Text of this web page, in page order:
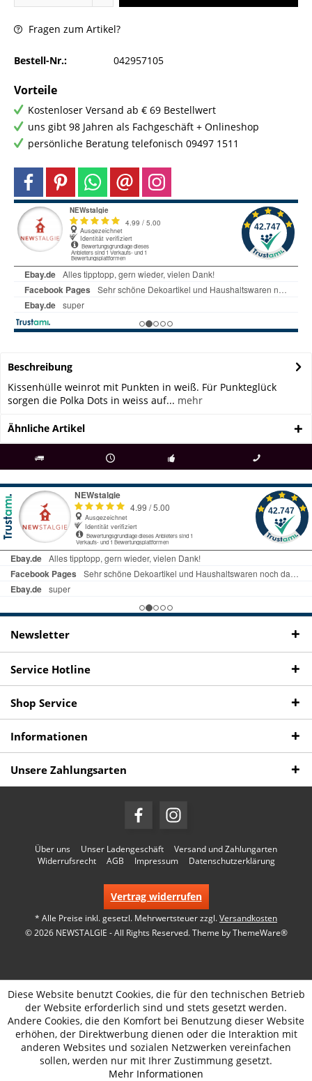
Fragen zum Artikel?
Bestell-Nr.: 042957105
Vorteile
Kostenloser Versand ab € 69 Bestellwert
uns gibt 98 Jahren als Fachgeschäft + Onlineshop
persönliche Beratung telefonisch 09497 1511
Beschreibung
Kissenhülle weinrot mit Punkten in weiß. Für Punkteglück
sorgen die Polka Dots in weiss auf... mehr
Ähnliche Artikel
ab € 69 Bestellwert seit 98 Jahren Fachgeschäft + telefonisch erreichbar
09497 1511
Newsletter
Service Hotline
Shop Service
Informationen
Unsere Zahlungsarten
Über uns Unser Ladengeschäft
Versand und Zahlungarten
Widerrufsrecht
AGB Impressum Datenschutzerklärung
Vertrag widerrufen
* Alle Preise inkl. gesetzl. Mehrwertsteuer zzgl.Versandkosten
© 2026 NEWSTALGIE - All Rights Reserved. Theme byThemeWare®
Diese Website benutzt Cookies, die für den technischen Betrieb
der Website erforderlich sind und stets gesetzt werden.
Andere Cookies, die den Komfort bei Benutzung dieser Website
erhöhen, der Direktwerbung dienen oder die Interaktion mit
anderen Websites und sozialen Netzwerken vereinfachen
sollen, werden nur mit Ihrer Zustimmung gesetzt.
Mehr Informationen